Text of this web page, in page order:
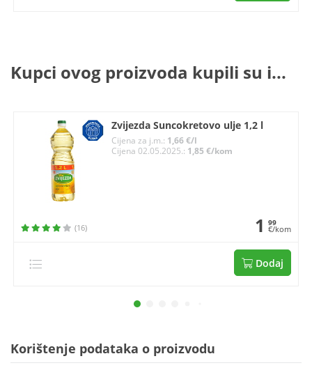
Kupci ovog proizvoda kupili su i...
Zvijezda Suncokretovo ulje 1,2 l
Cijena za j.m.: 1,66 €/l
Cijena 02.05.2025.: 1,85 €/kom
(16) 1 99
€/kom
Dodaj
Korištenje podataka o proizvodu